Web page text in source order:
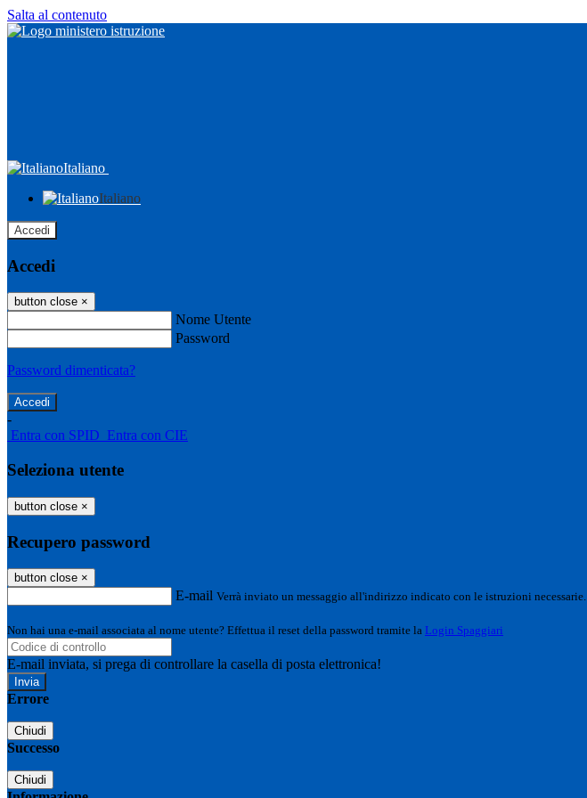
Salta al contenuto
Italiano
Italiano
Accedi
Accedi
button close ×
Nome Utente
Password
Password dimenticata?
-
Entra con SPID Entra con CIE
Seleziona utente
button close ×
Recupero password
button close ×
E-mail Verrà inviato un messaggio all'indirizzo indicato con le istruzioni necessarie.
Non hai una e-mail associata al nome utente? Effettua il reset della password tramite la Login Spaggiari
E-mail inviata, si prega di controllare la casella di posta elettronica!
Errore
Chiudi
Successo
Chiudi